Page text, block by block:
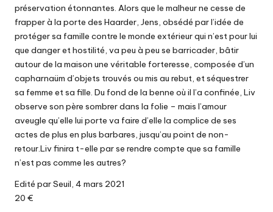
préservation étonnantes. Alors que le malheur ne cesse de
frapper à la porte des Haarder, Jens, obsédé par l’idée de
protéger sa famille contre le monde extérieur qui n’est pour lui
que danger et hostilité, va peu à peu se barricader, bâtir
autour de la maison une véritable forteresse, composée d’un
capharnaüm d’objets trouvés ou mis au rebut, et séquestrer
sa femme et sa fille. Du fond de la benne où il l’a confinée, Liv
observe son père sombrer dans la folie – mais l’amour
aveugle qu’elle lui porte va faire d’elle la complice de ses
actes de plus en plus barbares, jusqu’au point de non-
retour.Liv finira t-elle par se rendre compte que sa famille
n’est pas comme les autres?
Edité par Seuil, 4 mars 2021
20 €